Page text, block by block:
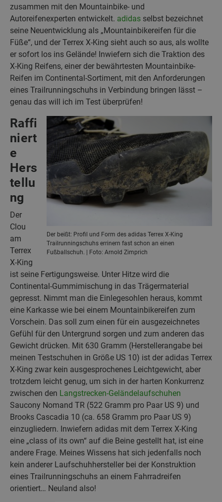
zusammen mit den Mountainbike- und
Autoreifenexperten entwickelt. adidas selbst bezeichnet
seine Neuentwicklung als „Mountainbikereifen für die
Füße“, und der Terrex X-King sieht auch so aus, als wollte
er sofort los ins Gelände! Inwiefern sich die Traktion des
X-King Reifens, einer der bewährtesten Mountainbike-
Reifen im Continental-Sortiment, mit den Anforderungen
eines Trailrunningschuhs in Verbindung bringen lässt –
genau das will ich im Test überprüfen!
Der beißt: Profil und Form des adidas Terrex X-King
Trailrunningschuhs errinern fast schon an einen
Fußballschuh. | Foto: Arnold Zimprich
Raffi
niert
e
Hers
tellu
ng
Der
Clou
am
Terrex
X-King
ist seine Fertigungsweise. Unter Hitze wird die
Continental-Gummimischung in das Trägermaterial
gepresst. Nimmt man die Einlegesohlen heraus, kommt
eine Karkasse wie bei einem Mountainbikereifen zum
Vorschein. Das soll zum einen für ein ausgezeichnetes
Gefühl für den Untergrund sorgen und zum anderen das
Gewicht drücken. Mit 630 Gramm (Herstellerangabe bei
meinen Testschuhen in Größe US 10) ist der adidas Terrex
X-King zwar kein ausgesprochenes Leichtgewicht, aber
trotzdem leicht genug, um sich in der harten Konkurrenz
zwischen den Langstrecken-Geländelaufschuhen
Saucony Nomand TR (522 Gramm pro Paar US 9) und
Brooks Cascadia 10 (ca. 658 Gramm pro Paar US 9)
einzugliedern. Inwiefern adidas mit dem Terrex X-King
eine „class of its own“ auf die Beine gestellt hat, ist eine
andere Frage. Meines Wissens hat sich jedenfalls noch
kein anderer Laufschuhhersteller bei der Konstruktion
eines Trailrunningschuhs an einem Fahrradreifen
orientiert… Neuland also!